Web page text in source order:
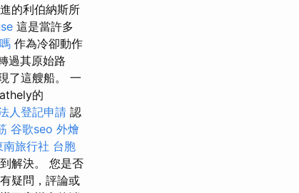
的利伯納斯所
這是當許多
作為冷卻動作
過其原始路
了這艘船。 一
的
人登記申請 認
谷歌seo 外燴
南旅行社 台胞
解決。 您是否
疑問，評論或